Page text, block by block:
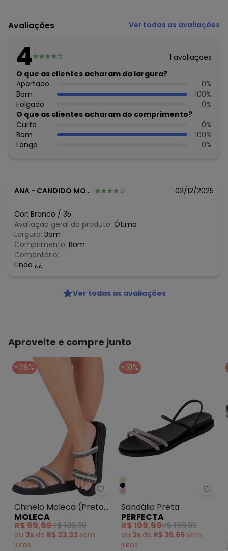
Observação: Palmilha confort
Tecido: Sintético
Histórico de preços
O preço apresentado abaixo é o menor oferecido em
algum dia do mês, para o menor tamanho disponível.
agosto/2026
N/D*
julho/2026 R$ 89,99
junho/2026
maio/2026 N/D*
abril/2026 N/D*
março/2026 N/D*
Avaliações Ver todas as avaliações
4 1 avaliações
O que as clientes acharam da largura?
Apertado
0%
Bom
100%
Folgado
0%
O que as clientes acharam do comprimento?
Curto
0%
Bom
100%
Longo
0%
ANA - CANDIDO MOTA - SP 02/12/2025
Cor: Branco / 35
Avaliação geral do produto: Ótimo
Largura: Bom
Comprimento: Bom
Comentário:
Linda ¿¿
Ver todas as avaliações
Aproveite e compre junto
-28%
Chinelo Moleca (Preto) em
Chinelo Moleca (Preto)
em Sintético
MOLECA
R$ 99,99R$ 139,99
ou 3x de R$ 33,33 sem
juros
-31%
Sandália Preta
PERFECTA
R$ 109,99R$ 159,99
ou 3x de R$ 36,66 sem
juros